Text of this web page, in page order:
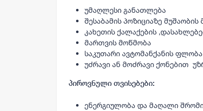
უმაღლესი განათლება
შესაბამის პოზიციაზე
კახეთის ქალაქების
მართვის მოწმობა
საკუთარი ავტომანქანის ფლობა
უძრავი ან მოძრავი ქონებით
პიროვნული თვისებები:
ენერგიულობა და მაღალი